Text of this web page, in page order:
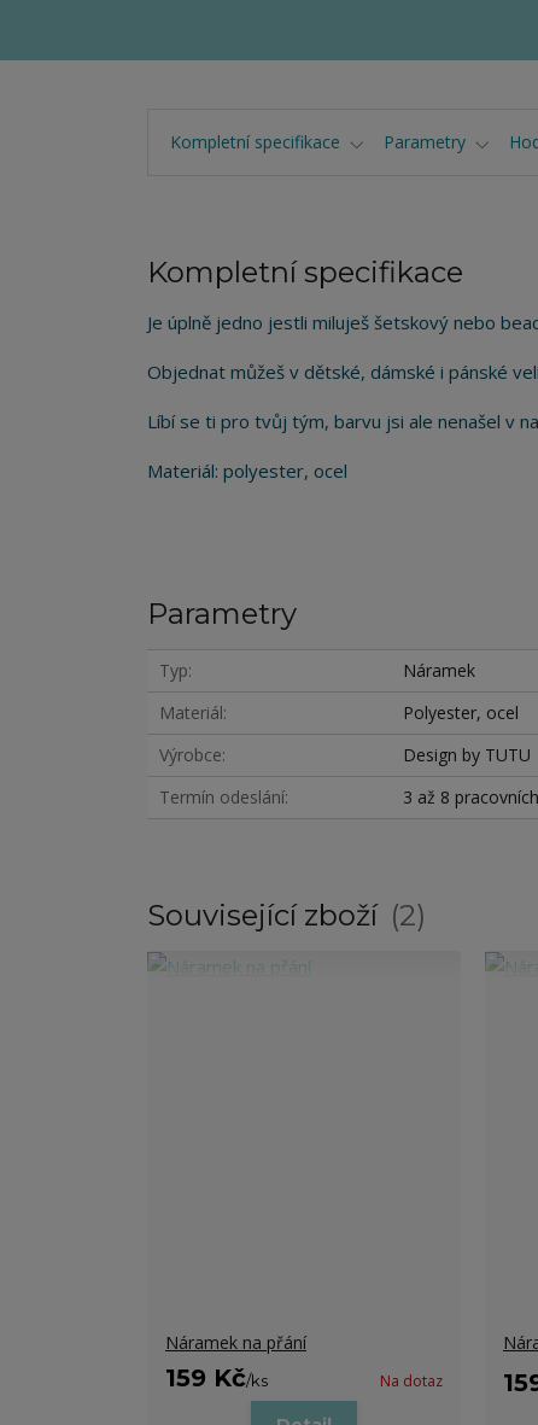
Kompletní specifikace Parametry
Kompletní specifikace
Je úplně jedno jestli miluješ šetskový nebo
Objednat můžeš v dětské, dámské i pánské
Líbí se ti pro tvůj tým, barvu jsi ale nenašel v
Materiál: polyester, ocel
Parametry
Typ
Náramek
Materiál
Polyester, ocel
Výrobce
Design by TUTU
Termín odeslání
3 až 8
Související zboží 2
Náramek na přání
159 Kč/ks Na dotaz